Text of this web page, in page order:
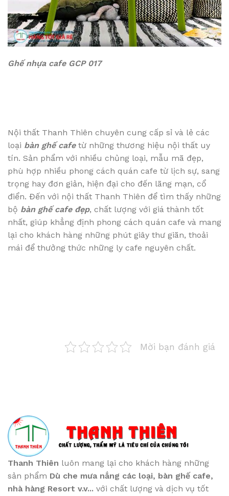
Ghế nhựa cafe GCP 017
Nội thất Thanh Thiên chuyên cung cấp sỉ và lẻ các
loại bàn ghế cafetừ những thương hiệu nội thất uy
tín. Sản phẩm với nhiều chủng loại, mẫu mã đẹp,
phù hợp nhiều phong cách quán cafe từ lịch sự, sang
trọng hay đơn giản, hiện đại cho đến lãng mạn, cổ
điển. Đến với nội thất Thanh Thiên để tìm thấy những
bộ bàn ghế cafe đẹp, chất lượng với giá thành tốt
nhất, giúp khẳng định phong cách quán cafe và mang
lại cho khách hàng những phút giây thư giãn, thoải
mái để thưởng thức những ly cafe nguyên chất.
Mời bạn đánh giá
Thanh Thiên luôn mang lại cho khách hàng những
sản phẩm Dù che mưa nắng các loại, bàn ghế cafe,
nhà hàng Resort v.v... với chất lượng và dịch vụ tốt